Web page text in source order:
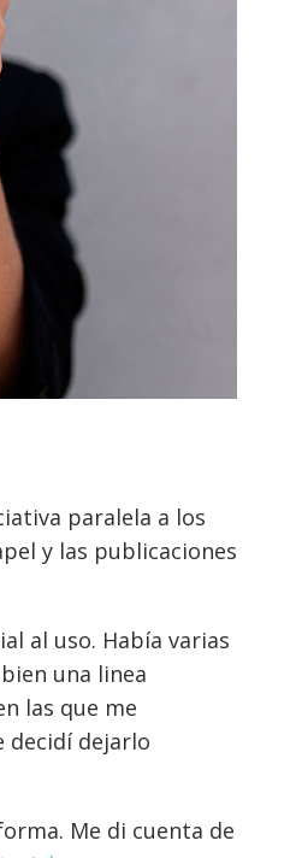
paralela a los
y las publicaciones
al uso. Había varias
una linea
las que me
decidí dejarlo
Me di cuenta de